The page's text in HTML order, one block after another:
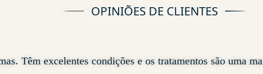
OPINIÕES DE CLIENTES
Têm excelentes condições e os tratamentos são uma